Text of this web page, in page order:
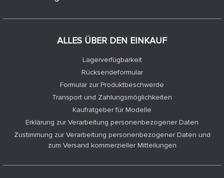
ALLES ÜBER DEN EINKAUF
Lagerverfügbarkeit
Rücksendeformular
Formular zur Produktbeschwerde
Transport und Zahlungsmöglichkeiten
Kaufratgeber für Modelle
Erklärung zur Verarbeitung personenbezogener Daten
Zustimmung zur Verarbeitung personenbezogener Daten und
zum Versand kommerzieller Mitteilungen